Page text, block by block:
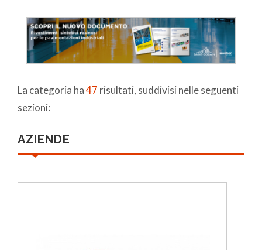
La categoria ha47 risultati, suddivisi nelle seguenti
sezioni:
AZIENDE